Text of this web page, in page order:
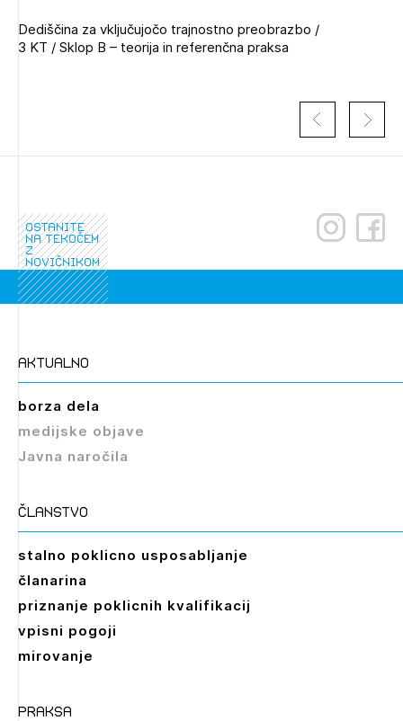
Izbrana vsebina je namenjena le ZAPS
registriranim uporabnikom. Da lahko do nje
PRIJAVITE SE
Dediščina za vključujočo trajnostno preobrazbo /
3 KT / Sklop B – teorija in referenčna praksa
ostanite
na tekočem
z
novičnikom
aktualno
borza dela
medijske objave
Javna naročila
članstvo
stalno poklicno usposabljanje
članarina
priznanje poklicnih kvalifikacij
vpisni pogoji
mirovanje
praksa